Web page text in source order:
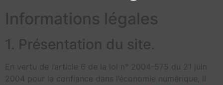
Informations légales
1. Présentation du site.
En vertu de l’article 6 de la loi n° 2004-575 du 21 juin
2004 pour la confiance dans l’économie numérique, il